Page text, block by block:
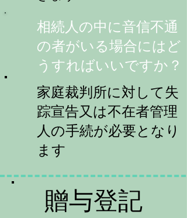
相続人の中に音信不通
の者がいる場合にはど
うすればいいですか？
​家庭裁判所に対して失
踪宣告又は不在者管理
人の手続が必要となり
ます
​贈与登記